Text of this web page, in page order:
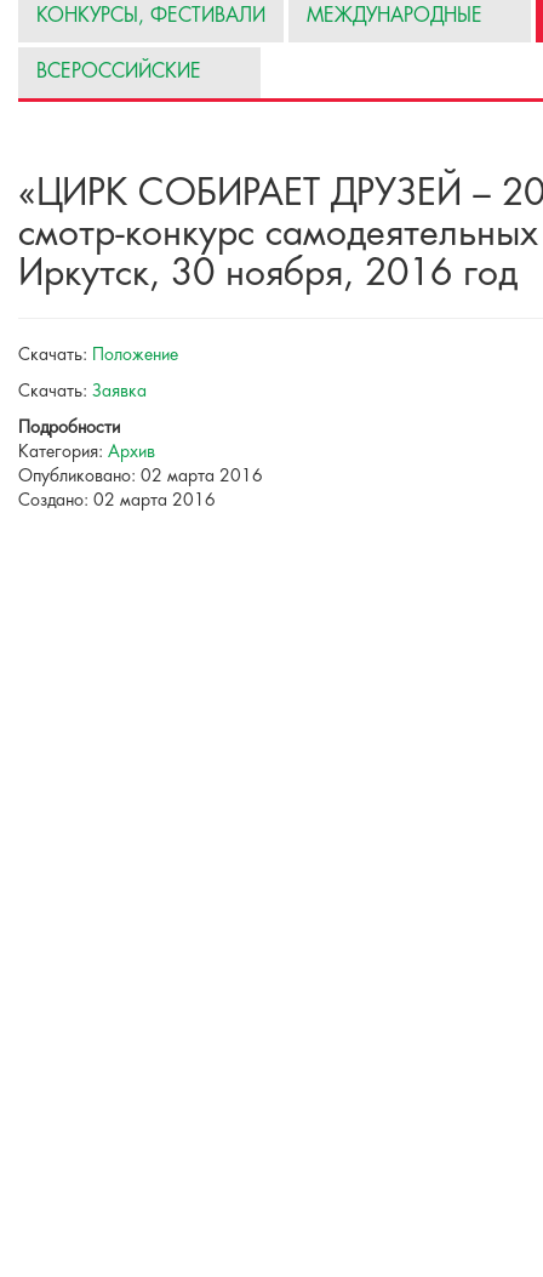
КОНКУРСЫ, ФЕСТИВАЛИ МЕЖДУНАРОДНЫЕ
ВСЕРОССИЙСКИЕ
«ЦИРК СОБИРАЕТ ДРУЗЕЙ –
смотр-конкурс
Иркутск, 30 ноября, 2016 год
Скачать:
Положение
Скачать: Заявка
Подробности
Категория: Архив
Опубликовано: 02 марта 2016
Создано: 02 марта 2016